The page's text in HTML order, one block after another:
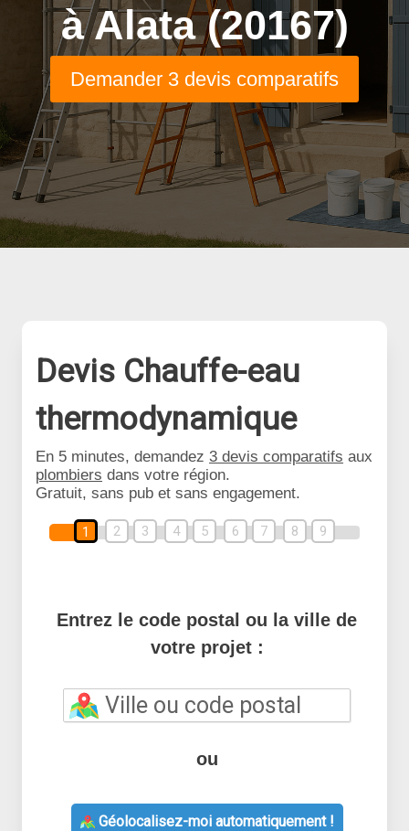
à Alata (20167)
Demander 3 devis comparatifs
Devis Chauffe-eau
thermodynamique
En 5 minutes, demandez 3 devis comparatifs aux
plombiers dans votre région.
Gratuit, sans pub et sans engagement.
1 2 3 4 5 6 7 8 9
Entrez le code postal ou la ville de
votre projet :
ou
Géolocalisez-moi automatiquement !